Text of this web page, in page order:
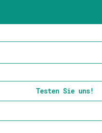
Testen Sie uns!